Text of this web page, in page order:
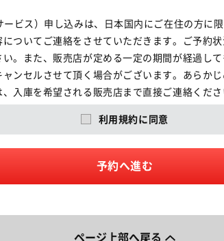
ビス）申し込みは、日本国内にご在住の方に
ついてご連絡をさせていただきます。ご予約
。また、販売店が定める一定の期間が経過し
ンセルさせて頂く場合がございます。あらかじ
入庫を希望される販売店まで直接ご連絡くださ
利用規約に同意
予約へ進む
ページ上部へ戻る